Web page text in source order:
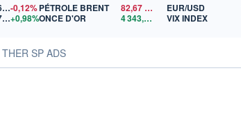
65 606,71-0,12%
26 397,24+0,98%
PÉTROLE BRENT
82,67$US
ONCE D'OR
4 343,21 $US
EUR/USD
VIX INDEX
SP ADS